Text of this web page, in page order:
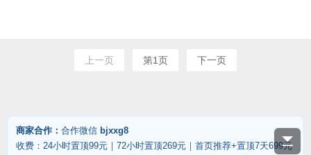
上一页 第1页 下一页
商家合作： 合作微信 bjxxg8
收费：24小时置顶99元｜72小时置顶269元｜首页推荐+置顶7天699元